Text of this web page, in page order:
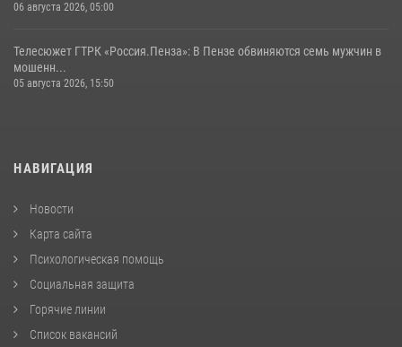
06 августа 2026, 05:00
Телесюжет ГТРК «Россия.Пенза»: В Пензе обвиняются семь мужчин в
мошенн...
05 августа 2026, 15:50
НАВИГАЦИЯ
Новости
Карта сайта
Психологическая помощь
Социальная защита
Горячие линии
Список вакансий